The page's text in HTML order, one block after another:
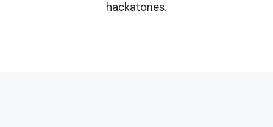
hackatones.